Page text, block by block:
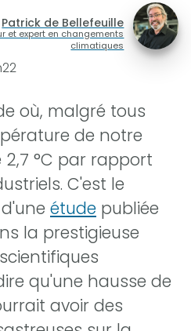
Patrick de Bellefeuille
et expert en changements
climatiques
où, malgré tous
de notre
°C par rapport
C'est le
étude publiée
la prestigieuse
qu'une hausse de
avoir des